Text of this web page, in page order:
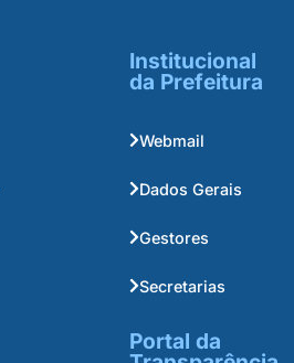
Institucional
da Prefeitura
Webmail
Dados Gerais
Gestores
Secretarias
Portal da